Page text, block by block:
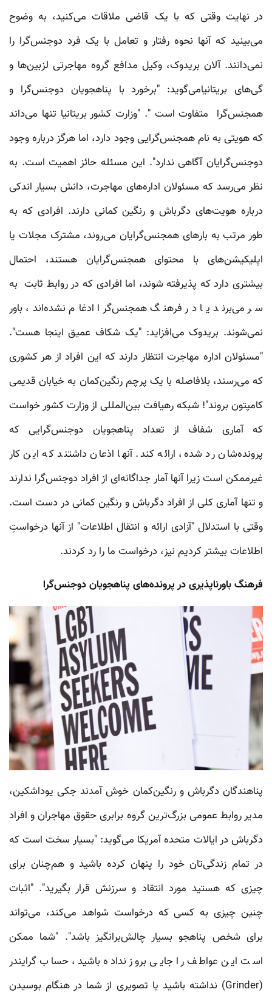
در نهایت وقتی که با یک قاضی ملاقات می‌کنید، به وضوح
می‌بینید که آنها نحوه رفتار و تعامل با یک فرد دوجنس‌گرا را
نمی‌دانند. آلان بریدوک، وکیل مدافع گروه مهاجرتی لزبین‌ها و
گی‌های بریتانیامی‌گوید: "برخورد با پناهجویان دوجنس‌گرا و
همجنس‌‌گرا متفاوت‌ است ". "وزارت کشور بریتانیا تنها می‌داند
که هویتی به نام همجنس‌‌گرایی وجود دارد، اما هرگز درباره وجود
دوجنس‌گرایان آگاهی ندارد". این مسئله حائز اهمیت است. به
نظر می‌رسد که مسئولان اداره‌های مهاجرت، دانش بسیار اندکی
درباره هویت‌های دگرباش و رنگین کمانی دارند. افرادی که به
طور مرتب به بارهای همجنس‌‌گرایان می‌روند، مشترک مجلات یا
اپلیکیشن‌های با محتوای همجنس‌‌گرایان هستند، احتمال
بیشتری دارد که پذیرفته شوند، اما افرادی که در روابط ثابت به
سر می‌برند یا در فرهنگ همجنس‌گرا ادغام نشده‌اند، باور
نمی‌شوند. بریدوک می‌افزاید: "یک شکاف عمیق اینجا هست".
"مسئولان اداره مهاجرت انتظار دارند که این افراد از هر کشوری
که می‌رسند، بلافاصله با یک پرچم رنگین‌کمان به خیابان قدیمی
کامپتون بروند"! شبکه رهیافت بین‌المللی از وزارت کشور خواست
که آماری شفاف از تعداد پناهجویان دوجنس‌گرایی که
پرونده‌شان رد شده، ارائه کند. آنها اذعان داشتند که این کار
غیرممکن است زیرا آنها آمار جداگانه‌ای از افراد دوجنس‌گرا ندارند
و تنها آماری کلی از افراد دگرباش و رنگین کمانی در دست است.
وقتی با استدلال "آزادی ارائه و انتقال اطلاعات" از آنها درخواستِ
اطلاعات بیشتر کردیم نیز، درخواست ما را رد کردند.
فرهنگ باورناپذیری در پرونده‌های پناهجویان دوجنس‌گرا
پناهندگان دگرباش و رنگین‌کمان خوش آمدند جکی یوداشکین،
مدیر روابط عمومی بزرگ‌ترین گروه برابری حقوق مهاجران و افراد
دگرباش در ایالات متحده آمریکا می‌گوید: "بسیار سخت است که
در تمام زندگی‌تان خود را پنهان کرده باشید و هم‌چنان برای
چیزی که هستید مورد انتقاد و سرزنش قرار بگیرید". "اثبات
چنین چیزی به کسی که درخواست شواهد می‌کند، می‌تواند
برای شخص پناهجو بسیار چالش‌برانگیز باشد". "شما ممکن
است این عواطف را جایی بروز نداده باشید، حساب گرایندر
(Grinder) نداشته باشید یا تصویری از شما در هنگام بوسیدن